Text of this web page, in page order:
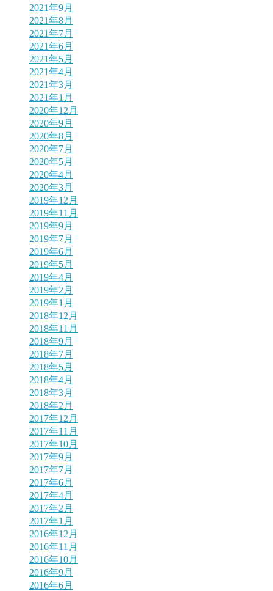
2021年9月
2021年8月
2021年7月
2021年6月
2021年5月
2021年4月
2021年3月
2021年1月
2020年12月
2020年9月
2020年8月
2020年7月
2020年5月
2020年4月
2020年3月
2019年12月
2019年11月
2019年9月
2019年7月
2019年6月
2019年5月
2019年4月
2019年2月
2019年1月
2018年12月
2018年11月
2018年9月
2018年7月
2018年5月
2018年4月
2018年3月
2018年2月
2017年12月
2017年11月
2017年10月
2017年9月
2017年7月
2017年6月
2017年4月
2017年2月
2017年1月
2016年12月
2016年11月
2016年10月
2016年9月
2016年6月